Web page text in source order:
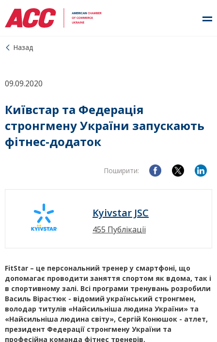
Назад
09.09.2020
Київстар та Федерація
стронгмену України запускають
фітнес-додаток
Поширити:
Kyivstar JSC
455 Публікації
FitStar – це персональний тренер у смартфоні, що
допомагає проводити заняття спортом як вдома, так і
в спортивному залі. Всі програми тренувань розробили
Василь Вірастюк - відомий український стронгмен,
володар титулів «Найсильніша людина України» та
«Найсильніша людина світу», Сергій Конюшок - атлет,
президент Федерації стронгмену України та
професійна команда фітнес тренерів.